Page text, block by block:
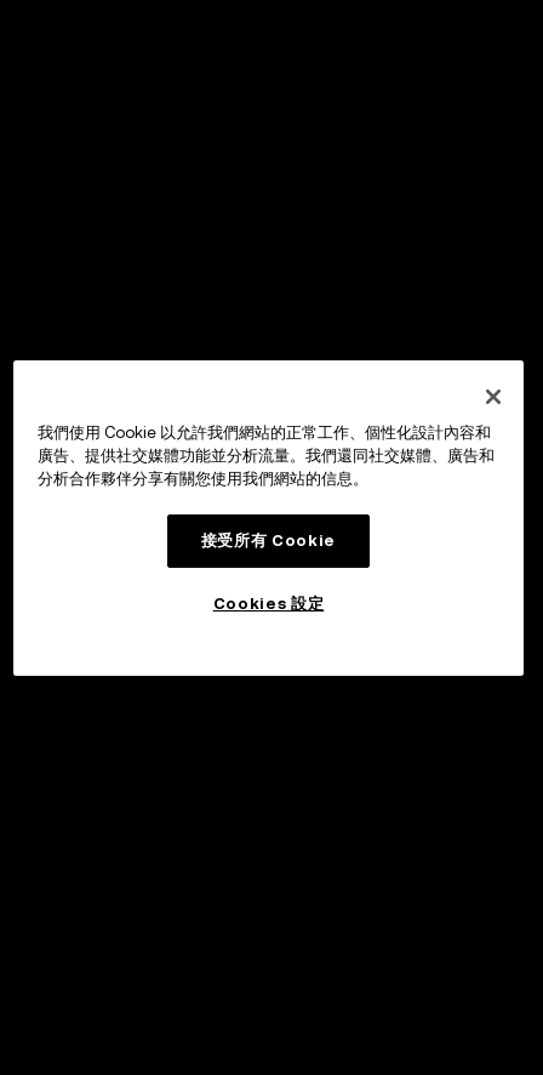
我們使用 Cookie 以允許我們網站的正常工作、個性化設計內容和
廣告、提供社交媒體功能並分析流量。我們還同社交媒體、廣告和
分析合作夥伴分享有關您使用我們網站的信息。
接受所有 Cookie
Cookies 設定